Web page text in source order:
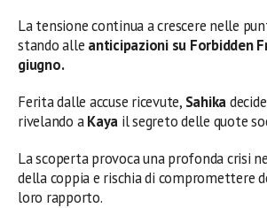
La tensione continua a crescere nelle
stando alle anticipazioni su Forbidden
giugno.
Ferita dalle accuse ricevute, Sahika
rivelando aKaya il segreto delle quote
La scoperta provoca una profonda crisi
della coppia e rischia di compromettere
loro rapporto.